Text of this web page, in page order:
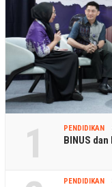
1 PENDIDIKAN
BINUS
PENDIDIKAN